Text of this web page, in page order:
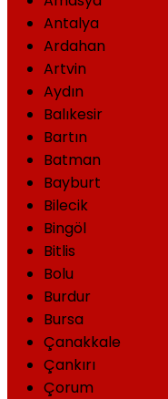
Antalya
Ardahan
Artvin
Aydın
Balıkesir
Bartın
Batman
Bayburt
Bilecik
Bingöl
Bitlis
Bolu
Burdur
Bursa
Çanakkale
Çankırı
Çorum